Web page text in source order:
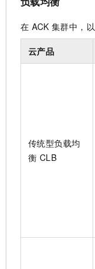
在 ACK 集群中，
云产品
传统型负载均
衡 CLB